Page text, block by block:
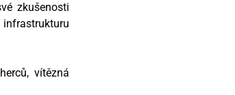
zkušenosti
vítězná